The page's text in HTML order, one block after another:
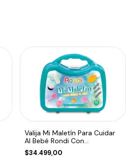
Valija Mi Maletín Para Cuidar
Al Bebé Rondi Con
Accesorios
$34.499,00